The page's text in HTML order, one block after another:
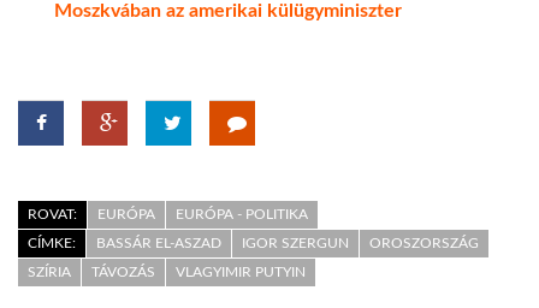
Moszkvában az amerikai külügyminiszter
ROVAT: EURÓPA
EURÓPA - POLITIKA
CÍMKE:
BASSÁR EL-ASZAD IGOR SZERGUN
OROSZORSZÁG
SZÍRIA
TÁVOZÁS VLAGYIMIR PUTYIN